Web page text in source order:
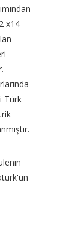
x14
Türk